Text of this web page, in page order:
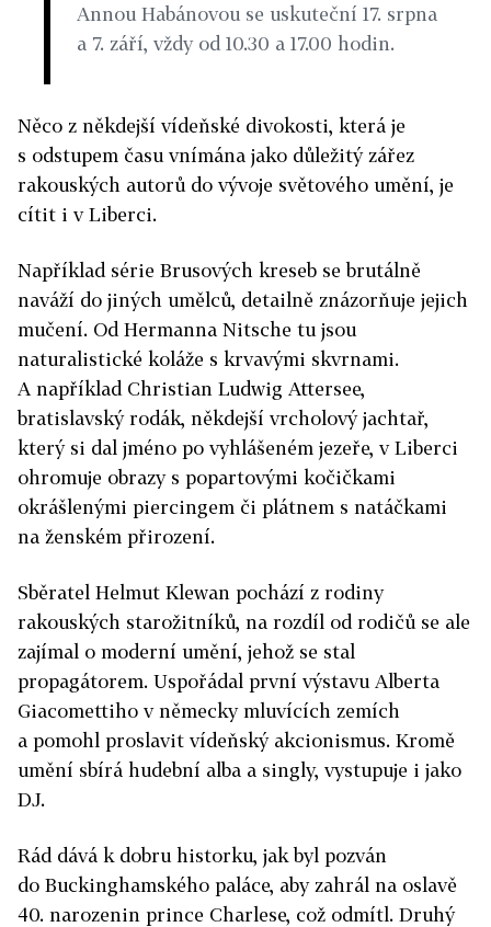
Annou Habánovou se uskuteční 17. srpna
a 7. září, vždy od 10.30 a 17.00 hodin.
Něco z někdejší vídeňské divokosti, která je
s odstupem času vnímána jako důležitý zářez
rakouských autorů do vývoje světového umění, je
cítit i v Liberci.
Například série Brusových kreseb se brutálně
naváží do jiných umělců, detailně znázorňuje jejich
mučení. Od Hermanna Nitsche tu jsou
naturalistické koláže s krvavými skvrnami.
A například Christian Ludwig Attersee,
bratislavský rodák, někdejší vrcholový jachtař,
který si dal jméno po vyhlášeném jezeře, v Liberci
ohromuje obrazy s pop­artovými kočičkami
okrášlenými piercingem či plátnem s natáčkami
na ženském přirození.
Sběratel Helmut Klewan pochází z rodiny
rakouských starožitníků, na rozdíl od rodičů se ale
zajímal o moderní umění, jehož se stal
propagátorem. Uspořádal první výstavu Alberta
Giacomettiho v německy mluvících zemích
a pomohl proslavit vídeňský akcionismus. Kromě
umění sbírá hudební alba a singly, vystupuje i jako
DJ.
Rád dává k dobru historku, jak byl pozván
do Buckinghamského paláce, aby zahrál na oslavě
40. narozenin prince Charlese, což odmítl. Druhý